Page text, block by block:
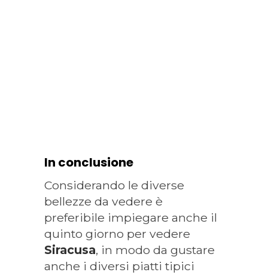
In conclusione
Considerando le diverse
bellezze da vedere è
preferibile impiegare anche il
quinto giorno per vedere
Siracusa, in modo da gustare
anche i diversi piatti tipici